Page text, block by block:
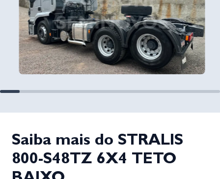
Saiba mais do STRALIS
800-S48TZ 6X4 TETO